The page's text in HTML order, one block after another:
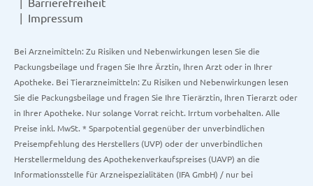
Impressum
Bei Arzneimitteln: Zu Risiken und Nebenwirkungen lesen Sie die
Packungsbeilage und fragen Sie Ihre Ärztin, Ihren Arzt oder in Ihrer
Apotheke. Bei Tierarzneimitteln: Zu Risiken und Nebenwirkungen lesen
Sie die Packungsbeilage und fragen Sie Ihre Tierärztin, Ihren Tierarzt oder
in Ihrer Apotheke. Nur solange Vorrat reicht. Irrtum vorbehalten. Alle
Preise inkl. MwSt. * Sparpotential gegenüber der unverbindlichen
Preisempfehlung des Herstellers (UVP) oder der unverbindlichen
Herstellermeldung des Apothekenverkaufspreises (UAVP) an die
Informationsstelle für Arzneispezialitäten (IFA GmbH) / nur bei